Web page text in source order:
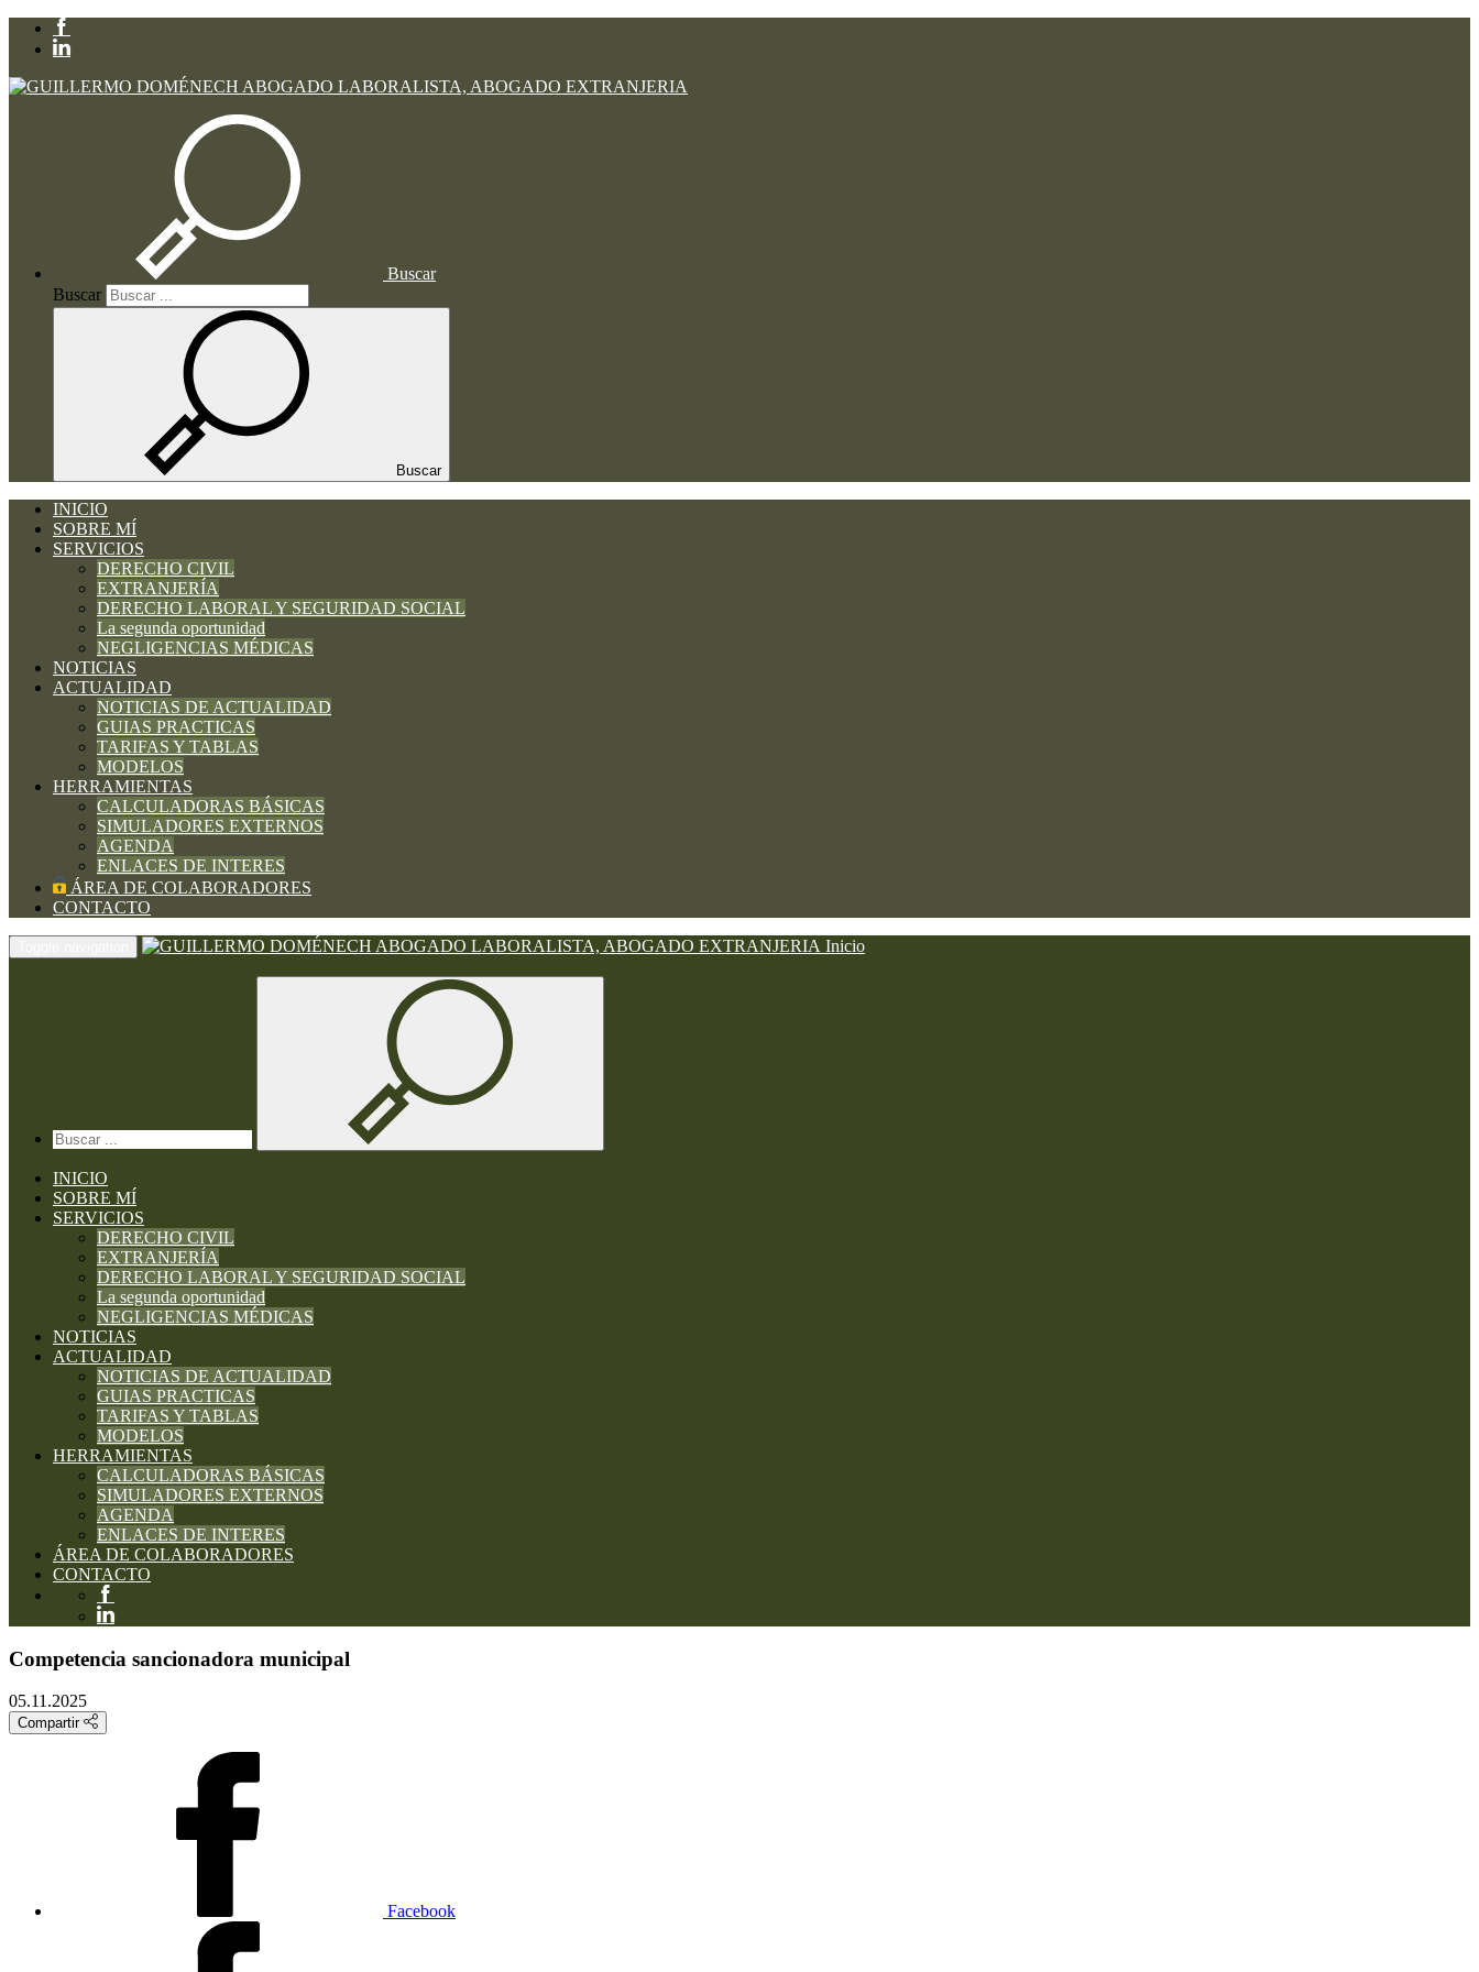
Buscar
Buscar
Buscar
INICIO
SOBRE MÍ
SERVICIOS
DERECHO CIVIL
EXTRANJERÍA
DERECHO LABORAL Y SEGURIDAD SOCIAL
La segunda oportunidad
NEGLIGENCIAS MÉDICAS
NOTICIAS
ACTUALIDAD
NOTICIAS DE ACTUALIDAD
GUIAS PRACTICAS
TARIFAS Y TABLAS
MODELOS
HERRAMIENTAS
CALCULADORAS BÁSICAS
SIMULADORES EXTERNOS
AGENDA
ENLACES DE INTERES
ÁREA DE COLABORADORES
CONTACTO
Inicio
INICIO
SOBRE MÍ
SERVICIOS
DERECHO CIVIL
EXTRANJERÍA
DERECHO LABORAL Y SEGURIDAD SOCIAL
La segunda oportunidad
NEGLIGENCIAS MÉDICAS
NOTICIAS
ACTUALIDAD
NOTICIAS DE ACTUALIDAD
GUIAS PRACTICAS
TARIFAS Y TABLAS
MODELOS
HERRAMIENTAS
CALCULADORAS BÁSICAS
SIMULADORES EXTERNOS
AGENDA
ENLACES DE INTERES
ÁREA DE COLABORADORES
CONTACTO
Competencia sancionadora municipal
05.11.2025
Compartir
Facebook